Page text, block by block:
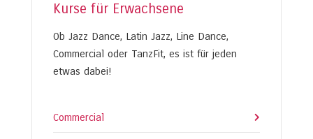
Kurse für Erwachsene
Ob Jazz Dance, Latin Jazz, Line Dance,
Commercial oder TanzFit, es ist für jeden
etwas dabei!
Commercial